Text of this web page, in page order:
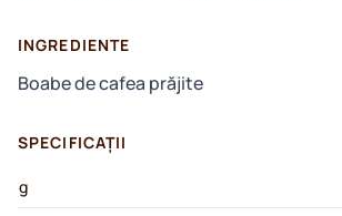
INGREDIENTE
Boabe de cafea prăjite
SPECIFICAȚII
g